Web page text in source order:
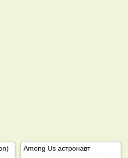
Among Us астронавт